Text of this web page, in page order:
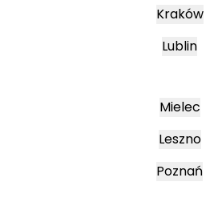
Kraków
Lublin
Mielec
Leszno
Poznań